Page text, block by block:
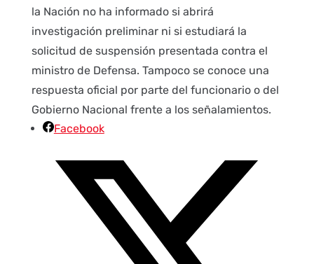
la Nación no ha informado si abrirá
investigación preliminar ni si estudiará la
solicitud de suspensión presentada contra el
ministro de Defensa. Tampoco se conoce una
respuesta oficial por parte del funcionario o del
Gobierno Nacional frente a los señalamientos.
Facebook